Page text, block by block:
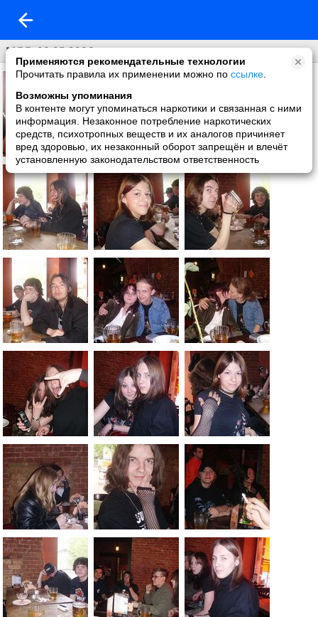
Применяются рекомендательные технологии
Прочитать правила их применении можно по ссылке
Возможны упоминания
В контенте могут упоминаться наркотики и связанная с ними
информация. Незаконное потребление наркотических
средств, психотропных веществ и их аналогов причиняет
вред здоровью, их незаконный оборот запрещён и влечёт
установленную законодательством ответственность
МДД. 08.05.2006